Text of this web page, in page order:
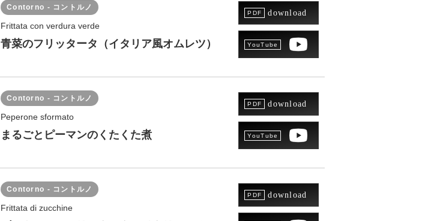
Contorno - コントルノ
Frittata con verdura verde
青菜のフリッタータ（イタリア風オムレツ）
download
Contorno - コントルノ
Peperone sformato
まるごとピーマンのくたくた煮
download
Contorno - コントルノ
Frittata di zucchine
download